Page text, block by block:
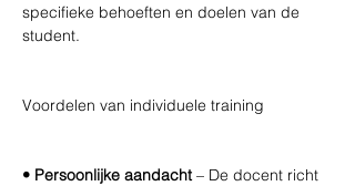
specifieke behoeften en doelen van de
student.
Voordelen van individuele training
• Persoonlijke aandacht – De docent richt